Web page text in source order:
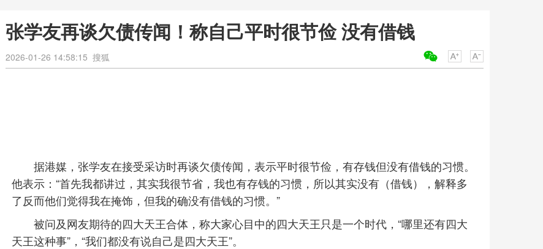
张学友再谈欠债传闻！称自己平时很节俭 没有借钱
2026-01-26 14:58:15 搜狐
据港媒，张学友在接受采访时再谈欠债传闻，表示平时很节俭，有存钱但没有借钱的习惯。
他表示：“首先我都讲过，其实我很节省，我也有存钱的习惯，所以其实没有（借钱），解释多
了反而他们觉得我在掩饰，但我的确没有借钱的习惯。”
被问及网友期待的四大天王合体，称大家心目中的四大天王只是一个时代，“哪里还有四大
天王这种事”，“我们都没有说自己是四大天王”。